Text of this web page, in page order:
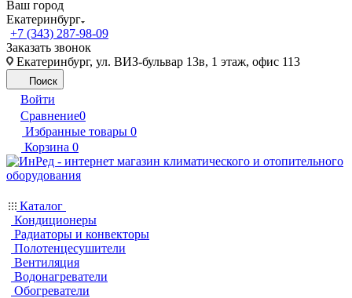
Ваш город
Екатеринбург
+7 (343) 287-98-09
Заказать звонок
Екатеринбург, ул. ВИЗ-бульвар 13в, 1 этаж, офис 113
Поиск
Войти
Сравнение0
Избранные товары 0
Корзина 0
Каталог
Кондиционеры
Радиаторы и конвекторы
Полотенцесушители
Вентиляция
Водонагреватели
Обогреватели